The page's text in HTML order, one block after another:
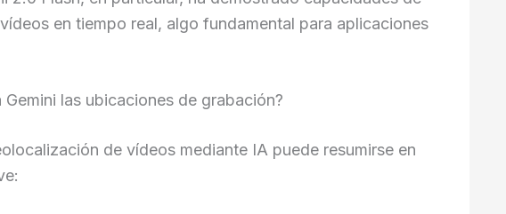
en tiempo real, algo fundamental para aplicaciones
las ubicaciones de grabación?
de vídeos mediante IA puede resumirse en